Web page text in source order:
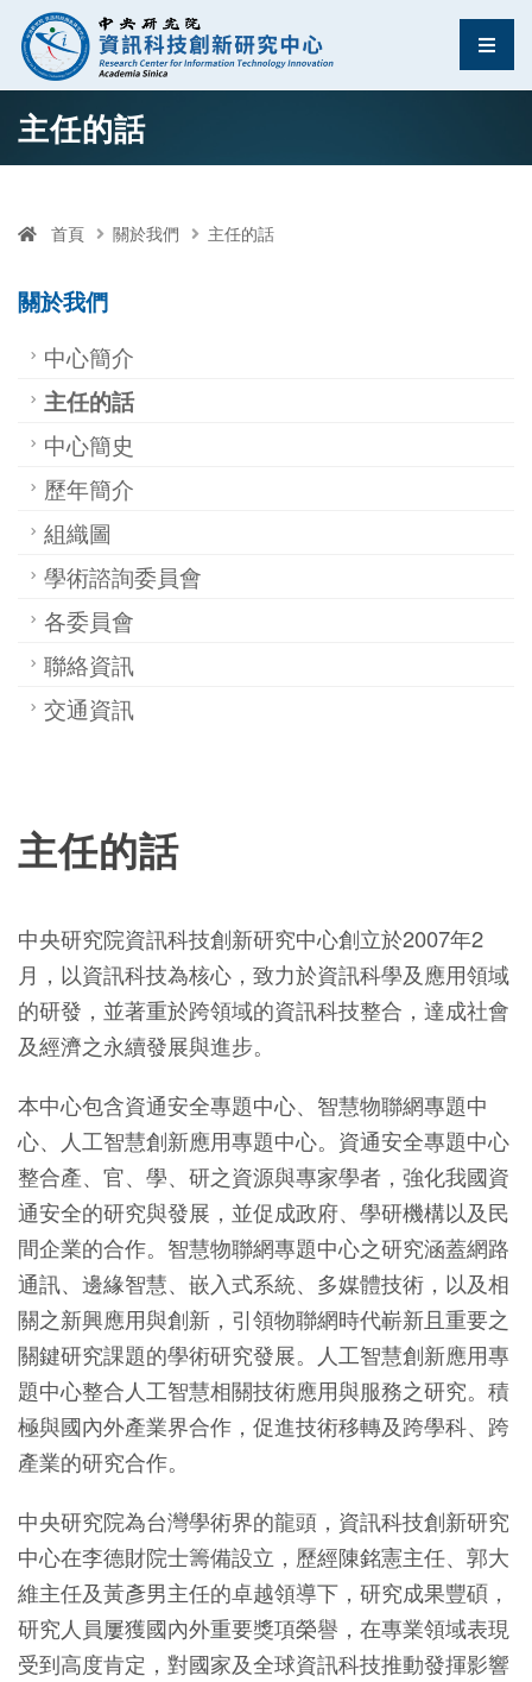
跳至中央區塊/Main Content
資訊科技創新研究中 選
主任的話
首頁 關於我們 主任的話
關於我們
中心簡介
主任的話
中心簡史
歷年簡介
組織圖
學術諮詢委員會
各委員會
聯絡資訊
交通資訊
主任的話
中央研究院資訊科技創新研究中心創立於2007年2
月，以資訊科技為核心，致力於資訊科學及應用領域
的研發，並著重於跨領域的資訊科技整合，達成社會
及經濟之永續發展與進步。
本中心包含資通安全專題中心、智慧物聯網專題中
心、人工智慧創新應用專題中心。資通安全專題中心
整合產、官、學、研之資源與專家學者，強化我國資
通安全的研究與發展，並促成政府、學研機構以及民
間企業的合作。智慧物聯網專題中心之研究涵蓋網路
通訊、邊緣智慧、嵌入式系統、多媒體技術，以及相
關之新興應用與創新，引領物聯網時代嶄新且重要之
關鍵研究課題的學術研究發展。人工智慧創新應用專
題中心整合人工智慧相關技術應用與服務之研究。積
極與國內外產業界合作，促進技術移轉及跨學科、跨
產業的研究合作。
中央研究院為台灣學術界的龍頭，資訊科技創新研究
中心在李德財院士籌備設立，歷經陳銘憲主任、郭大
維主任及黃彥男主任的卓越領導下，研究成果豐碩，
研究人員屢獲國內外重要獎項榮譽，在專業領域表現
受到高度肯定，對國家及全球資訊科技推動發揮影響